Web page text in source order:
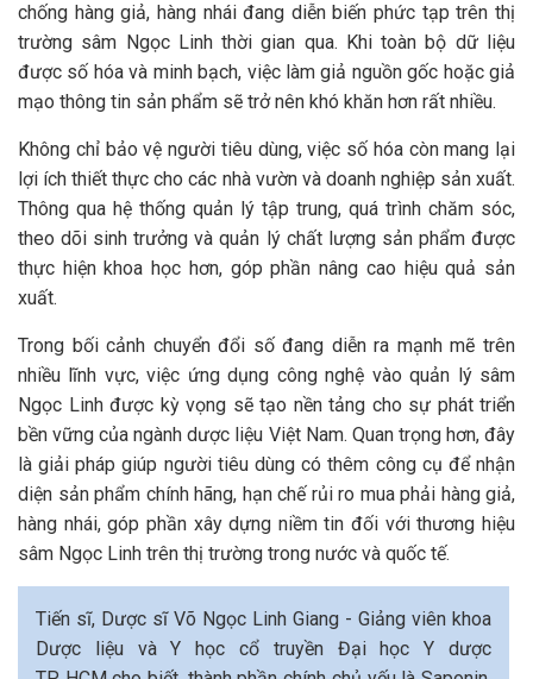
chống hàng giả, hàng nhái đang diễn biến phức tạp trên thị
trường sâm Ngọc Linh thời gian qua. Khi toàn bộ dữ liệu
được số hóa và minh bạch, việc làm giả nguồn gốc hoặc giả
mạo thông tin sản phẩm sẽ trở nên khó khăn hơn rất nhiều.
Không chỉ bảo vệ người tiêu dùng, việc số hóa còn mang lại
lợi ích thiết thực cho các nhà vườn và doanh nghiệp sản xuất.
Thông qua hệ thống quản lý tập trung, quá trình chăm sóc,
theo dõi sinh trưởng và quản lý chất lượng sản phẩm được
thực hiện khoa học hơn, góp phần nâng cao hiệu quả sản
xuất.
Trong bối cảnh chuyển đổi số đang diễn ra mạnh mẽ trên
nhiều lĩnh vực, việc ứng dụng công nghệ vào quản lý sâm
Ngọc Linh được kỳ vọng sẽ tạo nền tảng cho sự phát triển
bền vững của ngành dược liệu Việt Nam. Quan trọng hơn, đây
là giải pháp giúp người tiêu dùng có thêm công cụ để nhận
diện sản phẩm chính hãng, hạn chế rủi ro mua phải hàng giả,
hàng nhái, góp phần xây dựng niềm tin đối với thương hiệu
sâm Ngọc Linh trên thị trường trong nước và quốc tế.
Tiến sĩ, Dược sĩ Võ Ngọc Linh Giang - Giảng viên khoa
Dược liệu và Y học cổ truyền Đại học Y dược